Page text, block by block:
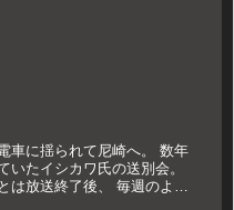
車に揺られて尼崎へ。 数年
いたイシカワ氏の送別会。
は放送終了後、 毎週のよう